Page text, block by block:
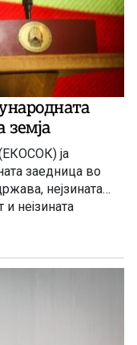
земја
ја
заедница во
нејзината
нејзината
кон